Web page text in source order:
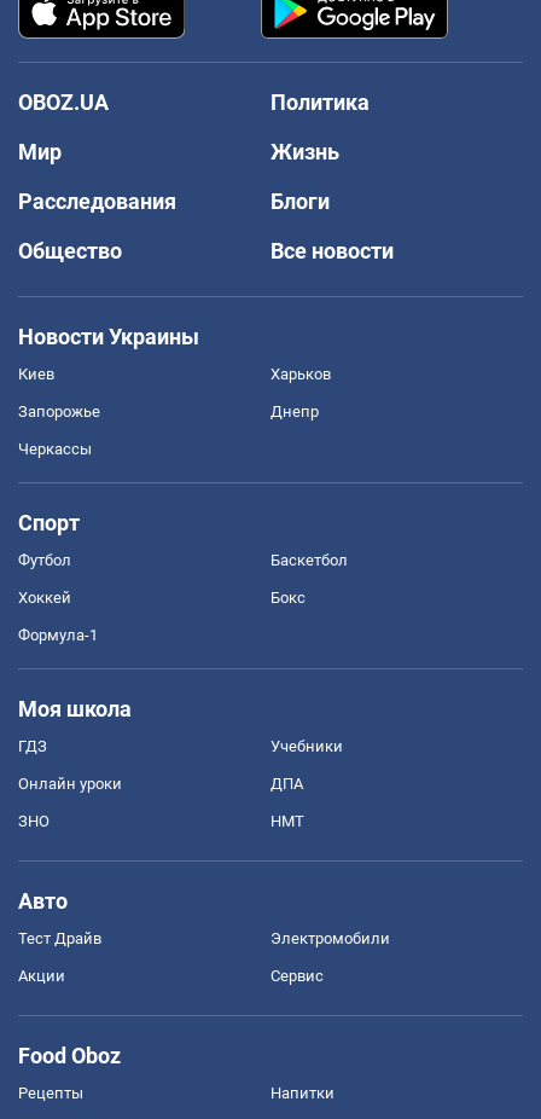
OBOZ.UA
Политика
Мир
Жизнь
Расследования
Блоги
Общество
Все новости
Новости Украины
Киев Харьков
Запорожье Днепр
Черкассы
Спорт
Футбол Баскетбол
Хоккей Бокс
Формула-1
Моя школа
ГДЗ Учебники
Онлайн уроки ДПА
ЗНО НМТ
Авто
Тест Драйв Электромобили
Акции Сервис
Food Oboz
Рецепты Напитки